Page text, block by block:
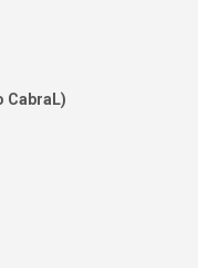
CabraL)